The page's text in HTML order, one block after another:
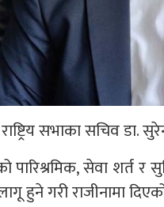
सभाका सचिव डा.
पारिश्रमिक, सेवा शर्त
गरी राजीनामा